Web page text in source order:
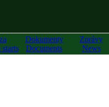
Dokumenty
Documents
Zprávy
News